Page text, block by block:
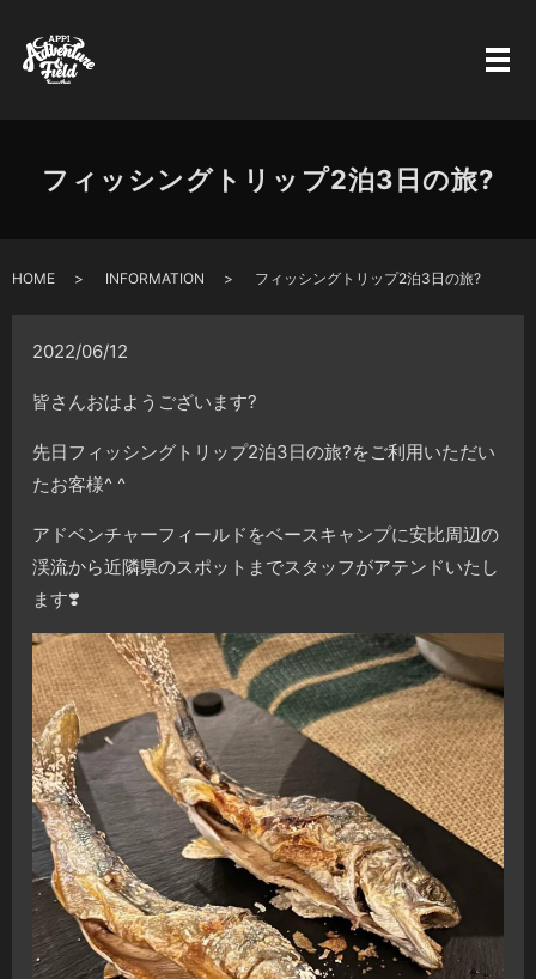
フィッシングトリップ2泊3日の旅?
HOME INFORMATION フィッシングトリップ2泊3日の旅?
2022/06/12
皆さんおはようございます?
先日フィッシングトリップ2泊3日の旅?をご利用いただい
たお客様^ ^
アドベンチャーフィールドをベースキャンプに安比周辺の
渓流から近隣県のスポットまでスタッフがアテンドいたし
ます❣️